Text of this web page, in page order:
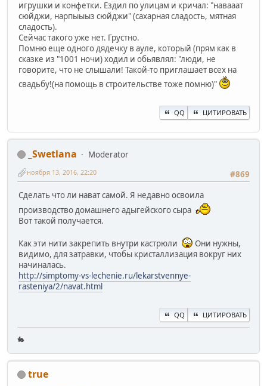
игрушки и конфетки. Ездил по улицам и кричал: "навааат
сюйджи, нарпыыыз сюйджи" (сахарная сладость, мятная
сладость).
Сейчас такого уже нет. Грустно.
Помню еще одного дядечку в ауле, который (прям как в
сказке из "1001 ночи) ходил и обьявлял: "люди, не
говорите, что не слышали! Такой-то приглашает всех на
свадьбу!(на помощь в строительстве тоже помню)"
QQ ЦИТИРОВАТЬ
_Swetlana
Moderator
#869
ноября 13, 2016, 22:20
Сделать что ли нават самой. Я недавно освоила
производство домашнего адыгейского сыра
Вот такой получается.
Как эти нити закрепить внутри кастрюли
Они нужны,
видимо, для затравки, чтобы кристаллизация вокруг них
начиналась.
http://simptomy-vs-lechenie.ru/lekarstvennye-
rasteniya/2/navat.html
QQ ЦИТИРОВАТЬ
🐇
true